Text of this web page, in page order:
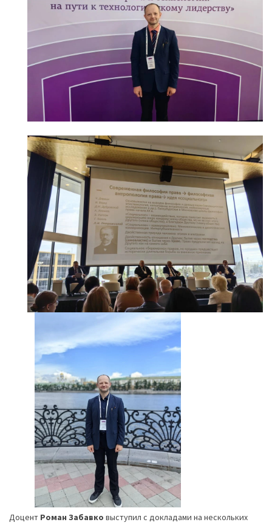
Доцент Роман Забавко выступил с докладами на нескольких